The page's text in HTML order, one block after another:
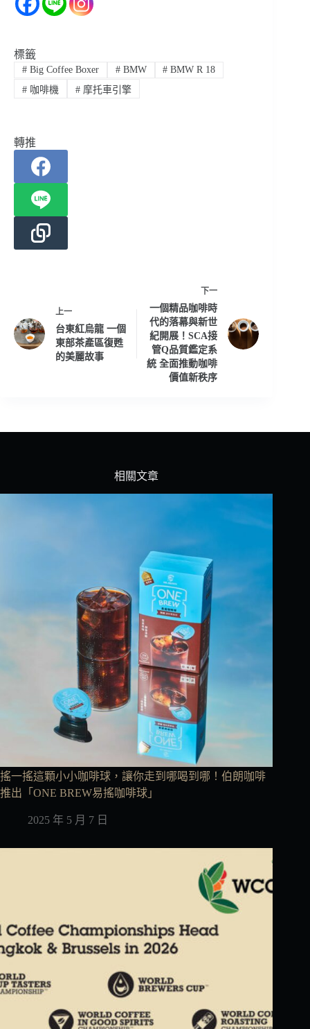
標籤
#Big Coffee Boxer #BMW # BMW R 18
#咖啡機 #摩托車引擎
轉推
上一
台東紅烏龍 一個
東部茶產區復甦
的美麗故事
下一
一個精品咖啡時
代的落幕與新世
紀開展！SCA接
管Q品質鑑定系
統 全面推動咖啡
價值新秩序
相關文章
搖一搖這顆小小咖啡球，讓你走到哪喝到哪！伯朗咖啡
推出「ONE BREW易搖咖啡球」
2025 年 5 月 7 日